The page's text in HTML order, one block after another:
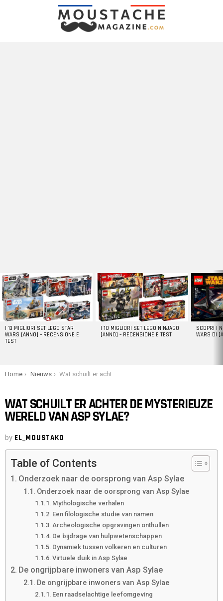
LATEST
STORIES
I 13 MIGLIORI SET LEGO STAR
WARS [ANNO] – RECENSIONE E
TEST
I 10 MIGLIORI SET LEGO NINJAGO
[ANNO] – RECENSIONE E TEST
SCOPRI I
WARS DI
You are here:
Home Nieuws Wat schuilt er achter de mysterieuze wereld van Asp Sylae?
WAT SCHUILT ER ACHTER DE MYSTERIEUZE
WERELD VAN ASP SYLAE?
by EL_MOUSTAKO
Table of Contents
Onderzoek naar de oorsprong van Asp Sylae
Onderzoek naar de oorsprong van Asp Sylae
Mythologische verhalen
Een filologische studie van namen
Archeologische opgravingen onthullen
De bijdrage van hulpwetenschappen
Dynamiek tussen volkeren en culturen
Virtuele duik in Asp Sylae
De ongrijpbare inwoners van Asp Sylae
De ongrijpbare inwoners van Asp Sylae
Een raadselachtige leefomgeving